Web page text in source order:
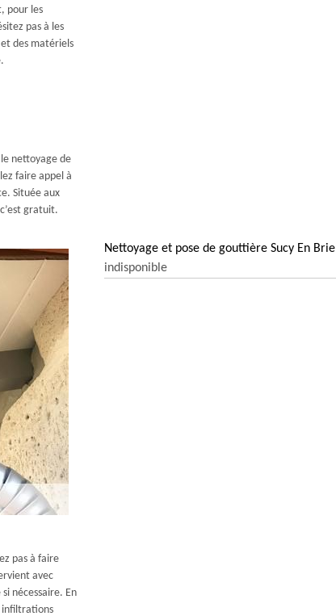
pour les
pas à les
des matériels
nettoyage de
faire appel à
Située aux
gratuit.
pas à faire
avec
nécessaire. En
infiltrations
Nettoyage et pose de gouttière Sucy En Brie
indisponible